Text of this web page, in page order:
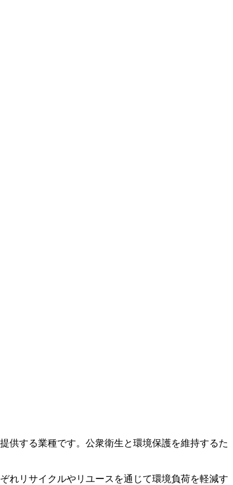
供する業種です。公衆衛生と環境保護を維持するた
れリサイクルやリユースを通じて環境負荷を軽減す